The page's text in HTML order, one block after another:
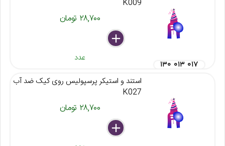
K009
۲۸,۷۰۰ تومان
delete
remove
add
عدد
۱۳۰ ۰۱۳ ۰۱۷
استند و استیکر پرسپولیس روی کیک ضد آب
K027
۲۸,۷۰۰ تومان
delete
remove
add